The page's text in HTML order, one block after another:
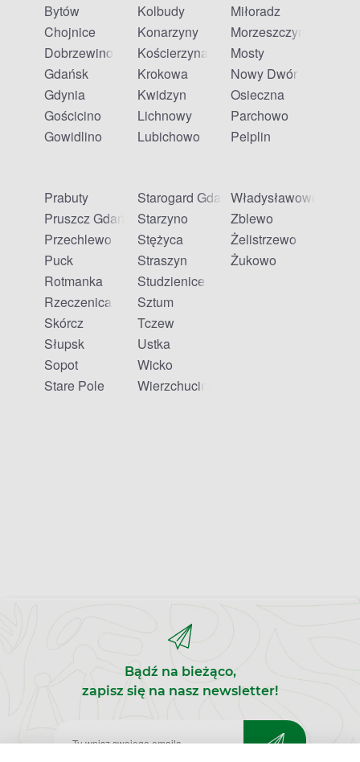
Bytów
Chojnice
Dobrzewino
Gdańsk
Gdynia
Gościcino
Gowidlino
Kolbudy
Konarzyny
Kościerzyna
Krokowa
Kwidzyn
Lichnowy
Lubichowo
Miłoradz
Morzeszczyn
Mosty
Nowy Dwór Gdański
Osieczna
Parchowo
Pelplin
Prabuty
Pruszcz Gdański
Przechlewo
Puck
Rotmanka
Rzeczenica
Skórcz
Słupsk
Sopot
Stare Pole
Starogard Gdański
Starzyno
Stężyca
Straszyn
Studzienice
Sztum
Tczew
Ustka
Wicko
Wierzchucino
Władysławowo
Zblewo
Żelistrzewo
Żukowo
Bądź na bieżąco,
zapisz się na nasz newsletter!
Zapisz